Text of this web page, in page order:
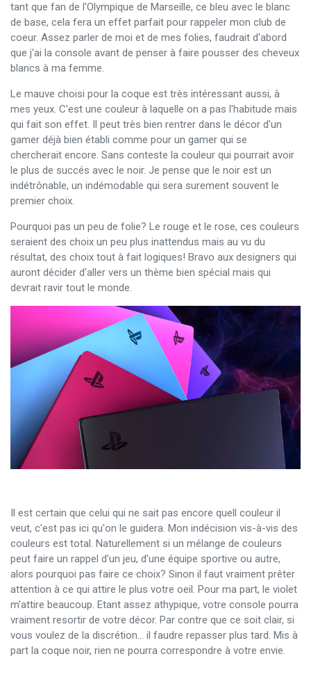
tant que fan de l'Olympique de Marseille, ce bleu avec le blanc
de base, cela fera un effet parfait pour rappeler mon club de
coeur. Assez parler de moi et de mes folies, faudrait d'abord
que j'ai la console avant de penser à faire pousser des cheveux
blancs à ma femme.
Le mauve choisi pour la coque est très intéressant aussi, à
mes yeux. C'est une couleur à laquelle on a pas l'habitude mais
qui fait son effet. Il peut très bien rentrer dans le décor d'un
gamer déjà bien établi comme pour un gamer qui se
chercherait encore. Sans conteste la couleur qui pourrait avoir
le plus de succés avec le noir. Je pense que le noir est un
indétrônable, un indémodable qui sera surement souvent le
premier choix.
Pourquoi pas un peu de folie? Le rouge et le rose, ces couleurs
seraient des choix un peu plus inattendus mais au vu du
résultat, des choix tout à fait logiques! Bravo aux designers qui
auront décider d'aller vers un thème bien spécial mais qui
devrait ravir tout le monde.
Il est certain que celui qui ne sait pas encore quell couleur il
veut, c'est pas ici qu'on le guidera. Mon indécision vis-à-vis des
couleurs est total. Naturellement si un mélange de couleurs
peut faire un rappel d'un jeu, d'une équipe sportive ou autre,
alors pourquoi pas faire ce choix? Sinon il faut vraiment prêter
attention à ce qui attire le plus votre oeil. Pour ma part, le violet
m'attire beaucoup. Etant assez athypique, votre console pourra
vraiment resortir de votre décor. Par contre que ce soit clair, si
vous voulez de la discrétion... il faudre repasser plus tard. Mis à
part la coque noir, rien ne pourra correspondre à votre envie.